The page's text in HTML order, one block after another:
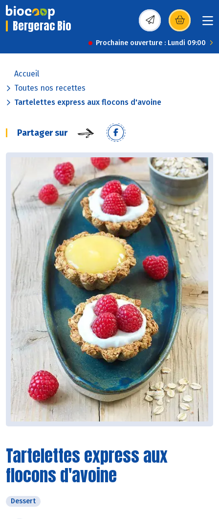
Bergerac Bio (s’ouvre dans une
Prochaine ouverture : Lundi 09:00
Accueil
Toutes nos recettes
Tartelettes express aux flocons d'avoine
Partager sur
Tartelettes express aux
flocons d'avoine
Dessert